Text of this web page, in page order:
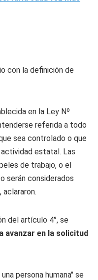
con la definición de
en la Ley Nº
referida a todo
sea controlado o que
estatal. Las
de trabajo, o el
serán considerados
del artículo 4°, se
avanzar en la solicitud
persona humana" se